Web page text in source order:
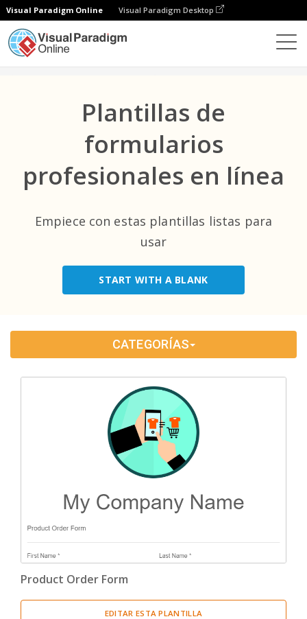
Visual Paradigm Online Visual Paradigm Desktop
Plantillas de
formularios
profesionales en línea
Empiece con estas plantillas listas para
usar
START WITH A BLANK
×
Top Categorías
Eventos (9)
Comercio Electrónico (1)
Sanidad (22)
Sin Ánimo De Lucro
(33)
Formularios De Pedido
Marketing (1)
Encuesta (14)
CATEGORÍAS
Product Order Form
EDITAR ESTA PLANTILLA